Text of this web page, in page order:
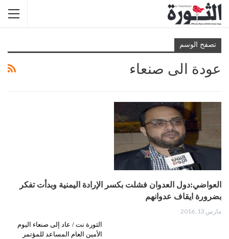
تصفح الوسم
عودة الى صنعاء
العواضي:دول العدوان فشلت بكسر الإرادة اليمنية وبدأت تفكر
بضرورة ايقاف عدوانهم
مارس 13, 2016
الثورة نت / عاد إلى صنعاء اليوم
الأمين العام المساعد للمؤتمر